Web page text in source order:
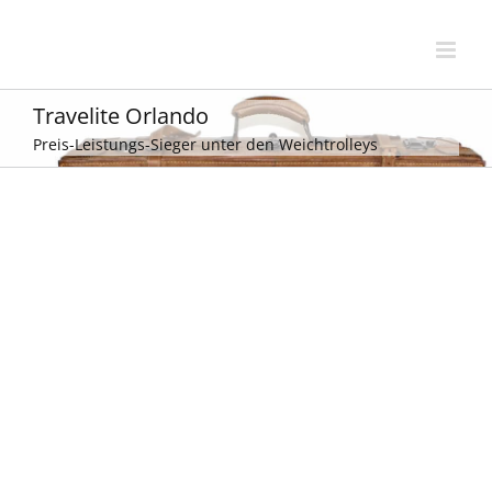
Travelite Orlando
Preis-Leistungs-Sieger unter den Weichtrolleys